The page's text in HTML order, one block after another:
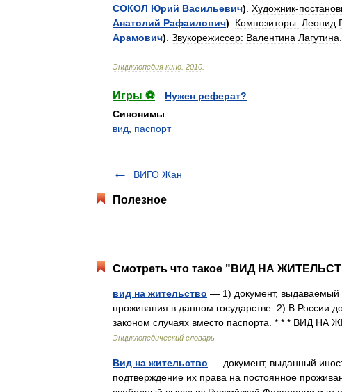
СОКОЛ Юрий Васильевич) Художник-
Анатолий Рафаилович) Композиторы: Леонид
Арамович) Звукорежиссер: Валентина Лагутина
Энциклопедия кино 2010
Игры ⚽
Нужен реферат?
Синонимы:
вид
паспорт
ВИГО Жан
Полезное
Смотреть что такое "ВИД НА
вид на жительство — 1) документ, выдаваемый
проживания в данном государстве. 2) В России
законом случаях вместо паспорта. * * *
Энциклопедический словарь
Вид на жительство — документ, выданный
подтверждение их права на постоянное